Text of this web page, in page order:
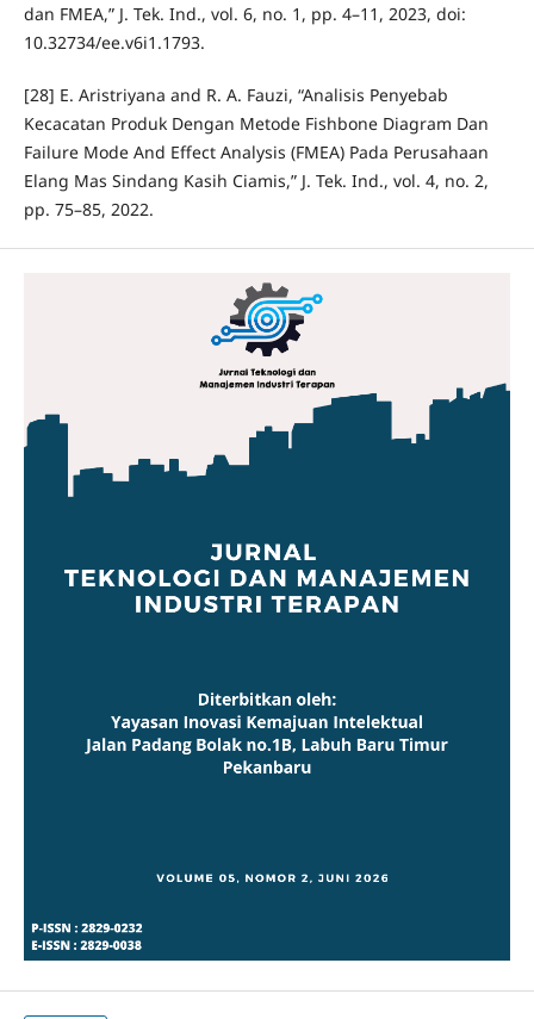
dan FMEA,” J. Tek. Ind., vol. 6, no. 1, pp. 4–11, 2023, doi:
10.32734/ee.v6i1.1793.
[28] E. Aristriyana and R. A. Fauzi, “Analisis Penyebab
Kecacatan Produk Dengan Metode Fishbone Diagram Dan
Failure Mode And Effect Analysis (FMEA) Pada Perusahaan
Elang Mas Sindang Kasih Ciamis,” J. Tek. Ind., vol. 4, no. 2,
pp. 75–85, 2022.